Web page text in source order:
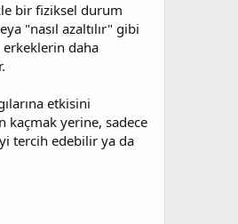
bir fiziksel durum
"nasıl azaltılır" gibi
erkeklerin daha
etkisini
kaçmak yerine, sadece
tercih edebilir ya da